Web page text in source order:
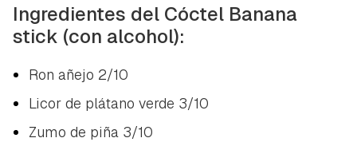
Ingredientes del Cóctel Banana
stick (con alcohol):
Ron añejo 2/10
Licor de plátano verde 3/10
Zumo de piña 3/10